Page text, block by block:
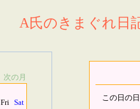
A氏のきまぐれ日
次の月
Fri Sat
この日の